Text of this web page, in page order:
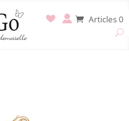
Articles 0